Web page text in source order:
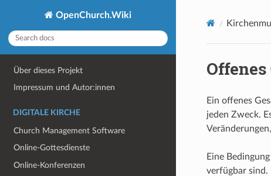
OpenChurch.Wiki
Über dieses Projekt
Impressum und Autor:innen
DIGITALE KIRCHE
Church Management Software
Online-Gottesdienste
Online-Konferenzen
Ein offenes
jeden Zweck.
Eine
verfügbar sind.